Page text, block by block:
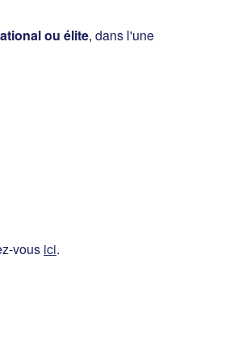
ou élite, dans l'une
vous ici.